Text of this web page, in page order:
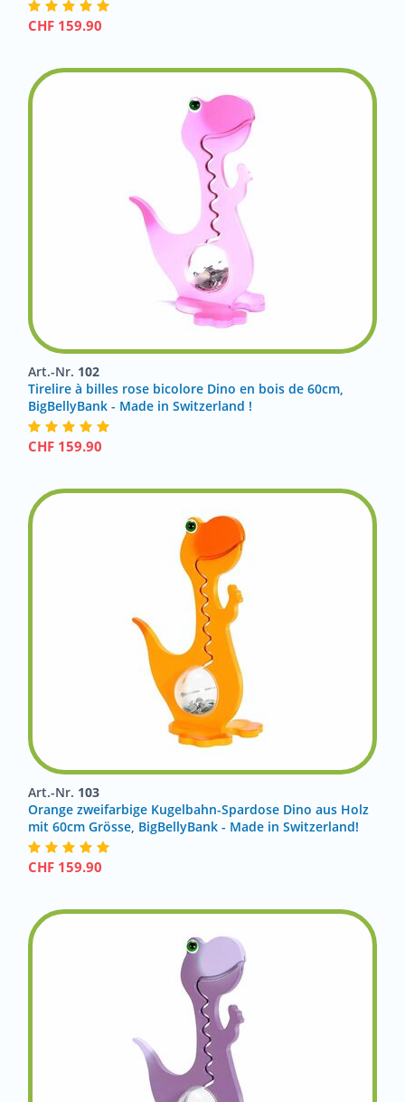
CHF 159.90
Art.-Nr. 102
Tirelire à billes rose bicolore Dino en bois de 60cm,
BigBellyBank - Made in Switzerland !
CHF 159.90
Art.-Nr. 103
Orange zweifarbige Kugelbahn-Spardose Dino aus Holz
mit 60cm Grösse, BigBellyBank - Made in Switzerland!
CHF 159.90